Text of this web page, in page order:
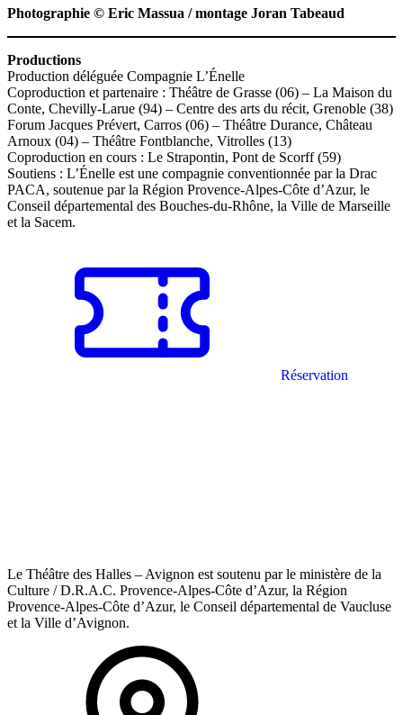
Photographie © Eric Massua / montage Joran Tabeaud
Productions
Production déléguée Compagnie L’Énelle
Coproduction et partenaire : Théâtre de Grasse (06) – La Maison du
Conte, Chevilly-Larue (94) – Centre des arts du récit, Grenoble (38)
Forum Jacques Prévert, Carros (06) – Théâtre Durance, Château
Arnoux (04) – Théâtre Fontblanche, Vitrolles (13)
Coproduction en cours : Le Strapontin, Pont de Scorff (59)
Soutiens : L’Énelle est une compagnie conventionnée par la Drac
PACA, soutenue par la Région Provence-Alpes-Côte d’Azur, le
Conseil départemental des Bouches-du-Rhône, la Ville de Marseille
et la Sacem.
Réservation
Le Théâtre des Halles – Avignon est soutenu par le ministère de la
Culture / D.R.A.C. Provence-Alpes-Côte d’Azur, la Région
Provence-Alpes-Côte d’Azur, le Conseil départemental de Vaucluse
et la Ville d’Avignon.